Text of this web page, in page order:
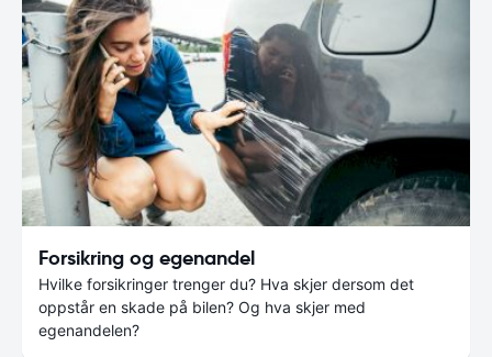
Forsikring og egenandel
Hvilke forsikringer trenger du? Hva skjer dersom det
oppstår en skade på bilen? Og hva skjer med
egenandelen?